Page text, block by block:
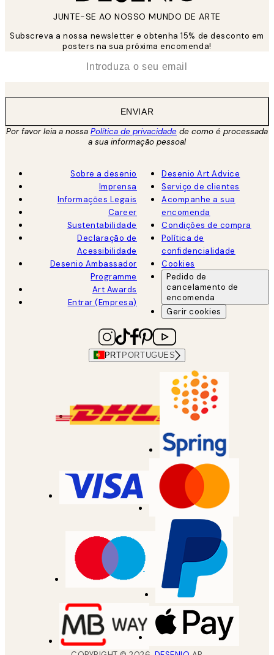
JUNTE-SE AO NOSSO MUNDO DE ARTE
Subscreva a nossa newsletter e obtenha 15% de desconto em
posters na sua próxima encomenda!
ENVIAR
Por favor leia a nossa Política de privacidade de como é processada
a sua informação pessoal
Sobre a desenio
Imprensa
Informações Legais
Career
Sustentabilidade
Declaração de
Acessibilidade
Desenio Ambassador
Programme
Art Awards
Entrar (Empresa)
Desenio Art Advice
Serviço de clientes
Acompanhe a sua
encomenda
Condições de compra
Política de
confidencialidade
Cookies
Pedido de
cancelamento de
encomenda
Gerir cookies
PRT PORTUGUES